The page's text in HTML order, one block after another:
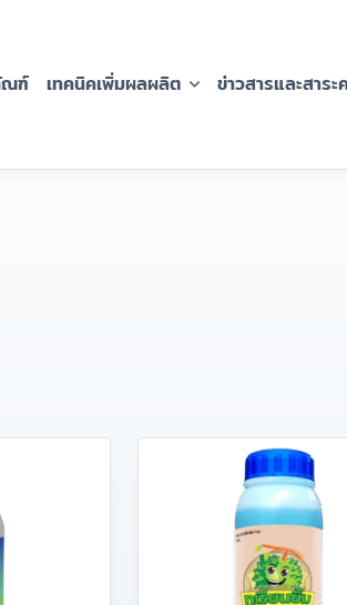
ฑ์ เทคนิคเพิ่มผลผลิต ข่าวสารและสาระ